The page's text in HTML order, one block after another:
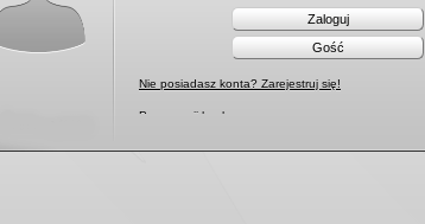
Zaloguj
Gość
Nie posiadasz konta? Zarejestruj się!
Przypomnij hasło